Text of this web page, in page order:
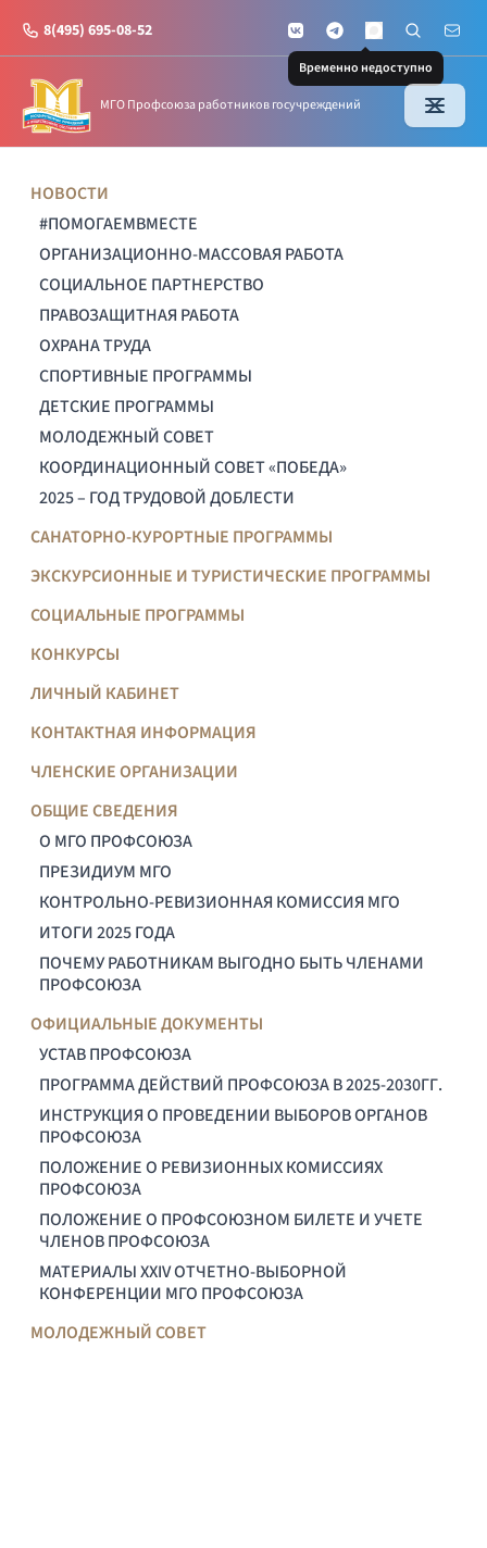
8(495) 695-08-52 VKontakteTelegramMAX
Временно недоступно
Поиск по
Почта
МГО Профсоюза работников госучреждений
НОВОСТИ
#ПОМОГАЕМВМЕСТЕ
ОРГАНИЗАЦИОННО-МАССОВАЯ РАБОТА
СОЦИАЛЬНОЕ ПАРТНЕРСТВО
ПРАВОЗАЩИТНАЯ РАБОТА
ОХРАНА ТРУДА
СПОРТИВНЫЕ ПРОГРАММЫ
ДЕТСКИЕ ПРОГРАММЫ
МОЛОДЕЖНЫЙ СОВЕТ
КООРДИНАЦИОННЫЙ СОВЕТ «ПОБЕДА»
2025 – ГОД ТРУДОВОЙ ДОБЛЕСТИ
САНАТОРНО-КУРОРТНЫЕ ПРОГРАММЫ
ЭКСКУРСИОННЫЕ И ТУРИСТИЧЕСКИЕ ПРОГРАММЫ
СОЦИАЛЬНЫЕ ПРОГРАММЫ
КОНКУРСЫ
ЛИЧНЫЙ КАБИНЕТ
КОНТАКТНАЯ ИНФОРМАЦИЯ
ЧЛЕНСКИЕ ОРГАНИЗАЦИИ
ОБЩИЕ СВЕДЕНИЯ
О МГО ПРОФСОЮЗА
ПРЕЗИДИУМ МГО
КОНТРОЛЬНО-РЕВИЗИОННАЯ КОМИССИЯ МГО
ИТОГИ 2025 ГОДА
ПОЧЕМУ РАБОТНИКАМ ВЫГОДНО БЫТЬ ЧЛЕНАМИ
ПРОФСОЮЗА
ОФИЦИАЛЬНЫЕ ДОКУМЕНТЫ
УСТАВ ПРОФСОЮЗА
ПРОГРАММА ДЕЙСТВИЙ ПРОФСОЮЗА В 2025-2030ГГ.
ИНСТРУКЦИЯ О ПРОВЕДЕНИИ ВЫБОРОВ ОРГАНОВ
ПРОФСОЮЗА
ПОЛОЖЕНИЕ О РЕВИЗИОННЫХ КОМИССИЯХ
ПРОФСОЮЗА
ПОЛОЖЕНИЕ О ПРОФСОЮЗНОМ БИЛЕТЕ И УЧЕТЕ
ЧЛЕНОВ ПРОФСОЮЗА
МАТЕРИАЛЫ XXIV ОТЧЕТНО-ВЫБОРНОЙ
КОНФЕРЕНЦИИ МГО ПРОФСОЮЗА
МОЛОДЕЖНЫЙ СОВЕТ